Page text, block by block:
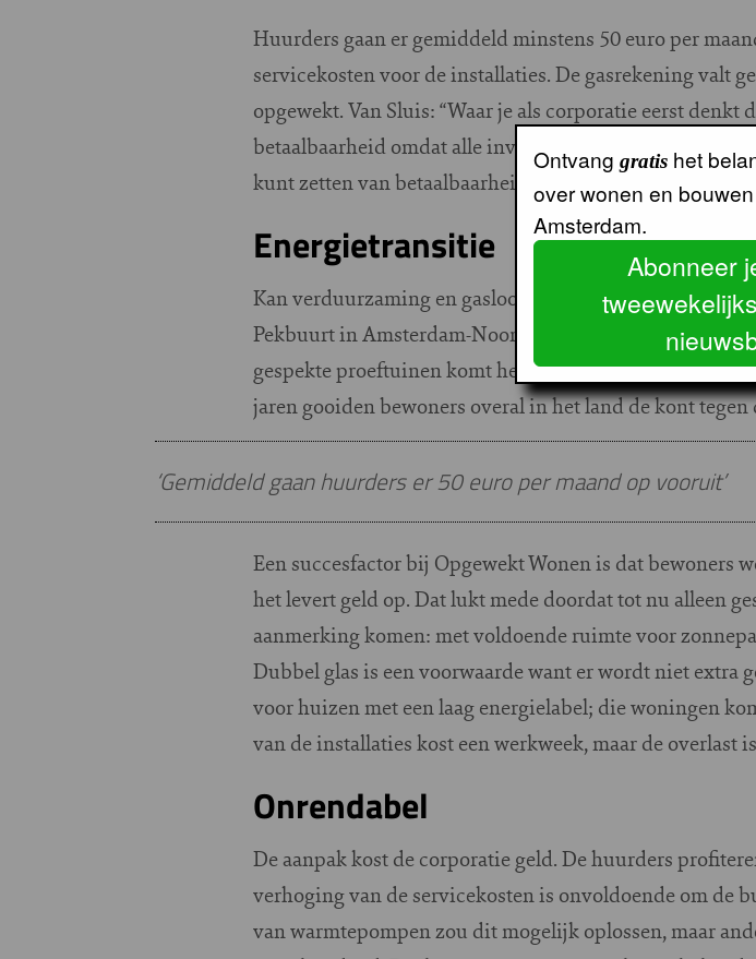
Huurders gaan er gemiddeld minstens 50 euro per
servicekosten voor de installaties. De gasrekening valt
opgewekt. Van Sluis: “Waar je als corporatie eerst
betaalbaarheid omdat alle investeringen daarnaartoe
kunt zetten van betaalbaarheid.”
Energietransitie
Kan verduurzaming en gasloos worden zo simpel zijn?
Pekbuurt in Amsterdam-Noord of Overwhere-Zuid in
gespekte proeftuinen komt het aardgasvrij maken om
jaren gooiden bewoners overal in het land de kont
‘Gemiddeld gaan huurders er 50 euro per maand op vooruit’
Een succesfactor bij Opgewekt Wonen is dat bewoners
het levert geld op. Dat lukt mede doordat tot nu alleen
aanmerking komen: met voldoende ruimte voor
Dubbel glas is een voorwaarde want er wordt niet extra
voor huizen met een laag energielabel; die woningen
van de installaties kost een werkweek, maar de overlast
Onrendabel
De aanpak kost de corporatie geld. De huurders
verhoging van de servicekosten is onvoldoende om de
van warmtepompen zou dit mogelijk oplossen, maar
Ontvang gratis het
over wonen en
Amsterdam.
Abonneer